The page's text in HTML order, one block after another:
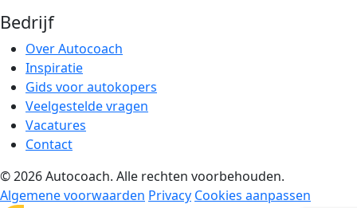
Bedrijf
Over Autocoach
Inspiratie
Gids voor autokopers
Veelgestelde vragen
Vacatures
Contact
© 2026 Autocoach. Alle rechten voorbehouden.
Algemene voorwaarden Privacy Cookies aanpassen